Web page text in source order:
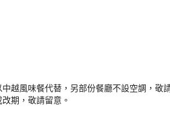
越風味餐代替，另部份餐廳不設空調，敬
期，敬請留意。